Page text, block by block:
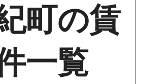
町の賃
一覧